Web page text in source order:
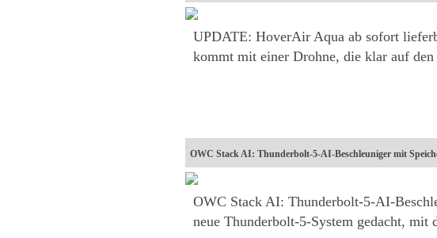
UPDATE: HoverAir Aqua ab sofort
kommt mit einer Drohne, die klar auf
OWC Stack AI: Thunderbolt-5-AI-Beschleuniger mit
OWC Stack AI: Thunderbolt-5-AI-
neue Thunderbolt-5-System gedacht,